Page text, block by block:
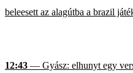
beleesett az alagútba a brazil
12:43 — Gyász: elhunyt egy